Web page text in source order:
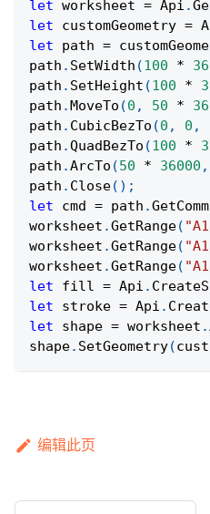
let worksheet = Api .
let customGeometry =
let path =
path . SetWidth (100 *
path . SetHeight (100 *
path . MoveTo (0 , 50 *
path . CubicBezTo (0 , 0 ,
path .QuadBezTo (100 *
path .ArcTo (50 * 36000 ,
path . Close( ) ;
let cmd = path .
worksheet .GetRange(
worksheet .GetRange(
worksheet .GetRange(
let fill = Api .
let stroke = Api .
let shape = worksheet .
shape. SetGeometry(
编辑此页